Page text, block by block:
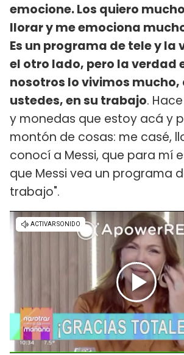
emocione. Los quiero
llorar y me emociona
Es un programa de tele y la
el otro lado, pero la verdad
nosotros lo vivimos mucho,
ustedes, en su trabajo.
y monedas que estoy acá y
montón de cosas: me casé,
conocí a Messi, que para mí
que Messi vea un programa
trabajo".